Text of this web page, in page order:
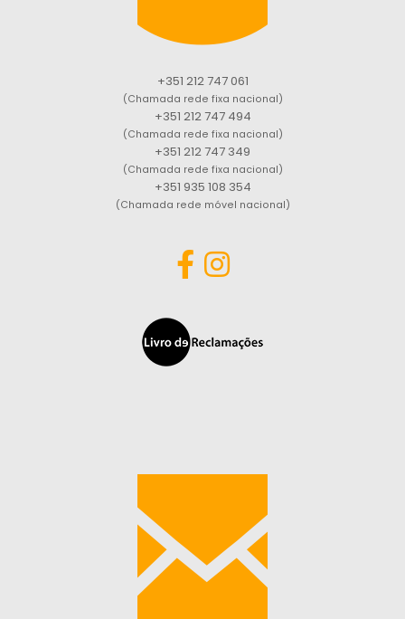
+351 212 747 061
(Chamada rede fixa nacional)
+351 212 747 494
(Chamada rede fixa nacional)
+351 212 747 349
(Chamada rede fixa nacional)
+351 935 108 354
(Chamada rede móvel nacional)